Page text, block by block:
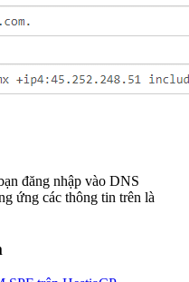
đăng nhập vào DNS
ứng các thông tin trên là